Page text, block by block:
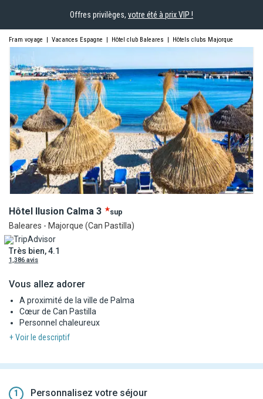
Offres privilèges, votre été à prix VIP !
Fram voyage | Vacances Espagne | Hôtel club Baleares | Hôtels clubs Majorque
Hôtel Ilusion Calma 3 sup
Baleares - Majorque (Can Pastilla)
Très bien, 4.1
1,386 avis
Vous allez adorer
A proximité de la ville de Palma
Cœur de Can Pastilla
Personnel chaleureux
+ Voir le descriptif
1 Personnalisez votre séjour